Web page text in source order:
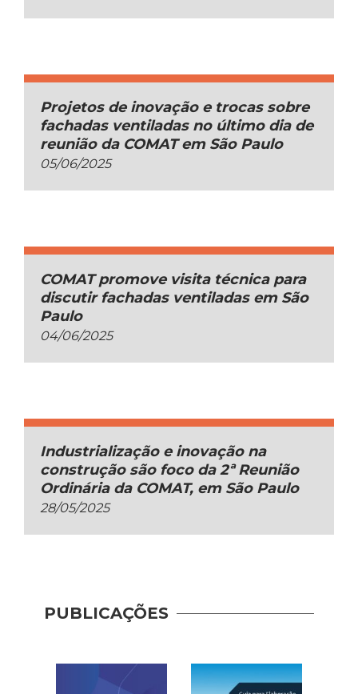
Projetos de inovação e trocas sobre
fachadas ventiladas no último dia de
reunião da COMAT em São Paulo
05/06/2025
COMAT promove visita técnica para
discutir fachadas ventiladas em São
Paulo
04/06/2025
Industrialização e inovação na
construção são foco da 2ª Reunião
Ordinária da COMAT, em São Paulo
28/05/2025
PUBLICAÇÕES